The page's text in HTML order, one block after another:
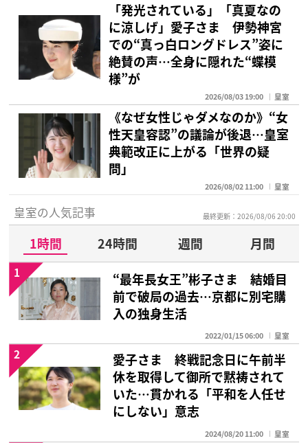
「発光されている」「真夏なの
に涼しげ」愛子さま 伊勢神宮
での“真っ白ロングドレス”姿に
絶賛の声…全身に隠れた“蝶模
様”が
2026/08/03 19:00 皇室
《なぜ女性じゃダメなのか》“女
性天皇容認”の議論が後退…皇室
典範改正に上がる「世界の疑
問」
2026/08/02 11:00 皇室
皇室の人気記事 最終更新：2026/08/06 20:00
1時間 24時間 週間
月間
“最年長女王”彬子さま 結婚目
前で破局の過去…京都に別宅購
入の独身生活
2022/01/15 06:00 皇室
1
愛子さま 終戦記念日に午前半
休を取得して御所で黙祷されて
いた…貫かれる「平和を人任せ
にしない」意志
2024/08/20 11:00 皇室
2